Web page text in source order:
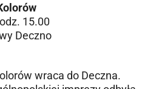
15.00
Deczno
wraca do Deczna.